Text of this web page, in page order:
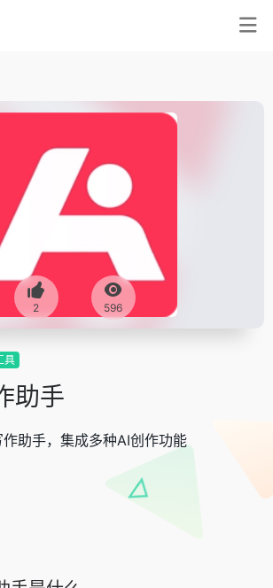
2 596
具
助手
助手，集成多种AI创作功能